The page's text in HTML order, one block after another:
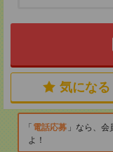
気になる
電話応募
なら、会
よ！